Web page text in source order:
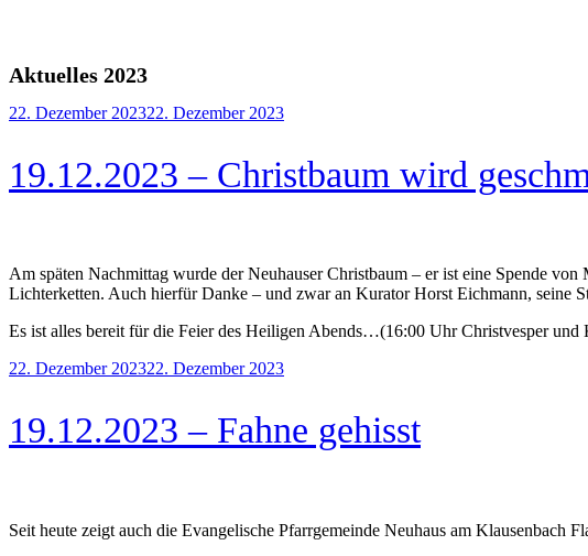
Aktuelles 2023
Veröffentlicht
22. Dezember 202322. Dezember 2023
19.12.2023 – Christbaum wird
Am späten Nachmittag wurde der Neuhauser Christbaum – er ist eine Spende
Lichterketten. Auch hierfür Danke – und zwar an Kurator Horst Eichmann, seine
Es ist alles bereit für die Feier des Heiligen Abends…(16:00 Uhr Christvesper und
Veröffentlicht
22. Dezember 202322. Dezember 2023
19.12.2023 – Fahne gehisst
Seit heute zeigt auch die Evangelische Pfarrgemeinde Neuhaus am Klausenbach